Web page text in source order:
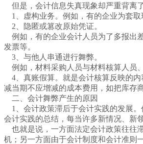
但是，会计信息失真现象却严重背离
1、虚构业务。例如，有的企业为套取
2、隐匿或篡改原始凭证。
例如，有的企业会计人员为了多报出
发票等。
3、与他人串通进行舞弊。
例如，材料采购人员与材料核算人员
4、真账假算。就是会计核算反映的内
减当期不应增减的成本费用，如把库存
二、会计舞弊产生的原因
1、会计政策滞后于会计实践的发展。
会计实践的总结，每当许多新情况、新
也就是说，一方面法定会计政策往往
机；另一方面由于会计制度和会计准则